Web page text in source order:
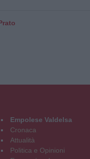
Empolese Valdelsa
Cronaca
Attualità
Politica e Opinioni